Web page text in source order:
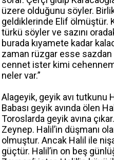
üzere olduğunu söyler.
geldiklerinde Elif ölmüştür.
türkü söyler ve sazını
burada kıyamete kadar
zaman rüzgar esse sazdan
cennet ister kimi
neler var.”
Alageyik, geyik avı tutkunu
Babası geyik avında ölen
Toroslarda geyik avına
Zeynep. Halil’in düşmanı
olmuştur. Ancak Halil ile
güçtür. Halil’in on beş